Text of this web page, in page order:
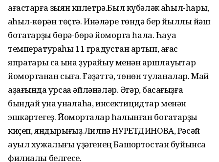
ағастарға зыян килетрә.Был күбәләк аҡһыл-һары,
аҡһыл-көрән төҫтә. Инәләре төндә бер йыллыҡ йәш
ботаҡтарҙы бөрә-бөрә йомортҡа һала. Һауа
температураһы 11 градустан артып, ағас
япраҡтары саҡ ҡына ҙурайыу менән ҡаршлауыҡтар
йомортҡанан сыға. Ғәҙәттә, төнөн туҡланалар. Май
аҙағында ҡурсаҡҡа әйләнәләр. Әгәр, баҡсағыҙға
бындай ҡунаҡ ҡунаҡлаһа, инсектицидтар менән
эшкәртегеҙ. Йомортҡалар һалынған ботаҡтарҙы
киҫеп, яндырығыҙ.Лилиә НУРЕТДИНОВА, Рәсәй
ауыл хужалығы үҙәгенең Башҡортостан буйынса
филиалы белгесе.